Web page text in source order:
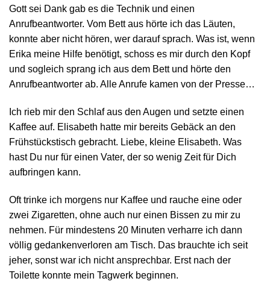
Gott sei Dank gab es die Technik und einen
Anrufbeantworter. Vom Bett aus hörte ich das Läuten,
konnte aber nicht hören, wer darauf sprach. Was ist, wenn
Erika meine Hilfe benötigt, schoss es mir durch den Kopf
und sogleich sprang ich aus dem Bett und hörte den
Anrufbeantworter ab. Alle Anrufe kamen von der Presse…
Ich rieb mir den Schlaf aus den Augen und setzte einen
Kaffee auf. Elisabeth hatte mir bereits Gebäck an den
Frühstückstisch gebracht. Liebe, kleine Elisabeth. Was
hast Du nur für einen Vater, der so wenig Zeit für Dich
aufbringen kann.
Oft trinke ich morgens nur Kaffee und rauche eine oder
zwei Zigaretten, ohne auch nur einen Bissen zu mir zu
nehmen. Für mindestens 20 Minuten verharre ich dann
völlig gedankenverloren am Tisch. Das brauchte ich seit
jeher, sonst war ich nicht ansprechbar. Erst nach der
Toilette konnte mein Tagwerk beginnen.